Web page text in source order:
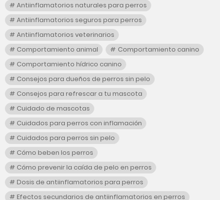
Antiinflamatorios naturales para perros
Antiinflamatorios seguros para perros
Antiinflamatorios veterinarios
Comportamiento animal
Comportamiento canino
Comportamiento hídrico canino
Consejos para dueños de perros sin pelo
Consejos para refrescar a tu mascota
Cuidado de mascotas
Cuidados para perros con inflamación
Cuidados para perros sin pelo
Cómo beben los perros
Cómo prevenir la caída de pelo en perros
Dosis de antiinflamatorios para perros
Efectos secundarios de antiinflamatorios en perros